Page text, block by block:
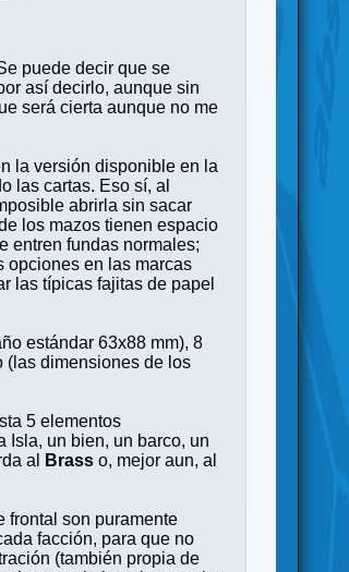
puede decir que se
así decirlo, aunque sin
será cierta aunque no me
la versión disponible en la
las cartas. Eso sí, al
abrirla sin sacar
los mazos tienen espacio
entren fundas normales;
opciones en las marcas
las típicas fajitas de papel
estándar 63x88 mm), 8
(las dimensiones de los
5 elementos
Isla, un bien, un barco, un
al
Brass o, mejor aun, al
frontal son puramente
facción, para que no
(también propia de